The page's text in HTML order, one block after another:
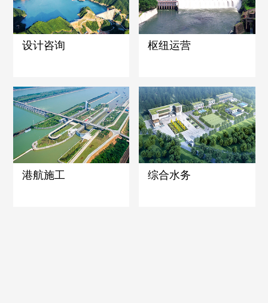
设计咨询 枢纽运营
港航施工 综合水务